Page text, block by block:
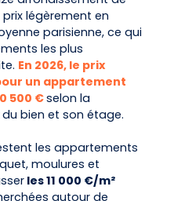
légèrement en
parisienne, ce qui
les plus
En 2026, le prix
un appartement
500 €selon la
bien et son étage.
les appartements
moulures et
les 11 000 €/m²
autour de